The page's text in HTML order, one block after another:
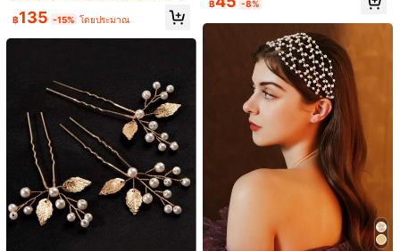
จำนวน:
Free Shipping
ประมาณวันจัดส่ง:4-7 วันทำการ
ส่งคืนฟรี
4.96 (1000+) ดูเพิ่มเติม
สี: สีเงิน / ไซส์: ไซส์เดียว
nd For Wedding, Prom & Cosplay,Fe
฿135 -15% โดยประมาณ
ปัด เหมาะสำหรับเจ้าสาว เพื่อนเจ้าสาว
฿ -8%